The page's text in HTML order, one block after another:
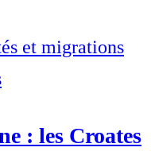
et migrations
: les Croates